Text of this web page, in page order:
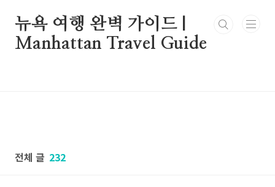
뉴욕 여행 완벽 가이드 |
Manhattan Travel Guide
전체 글 232